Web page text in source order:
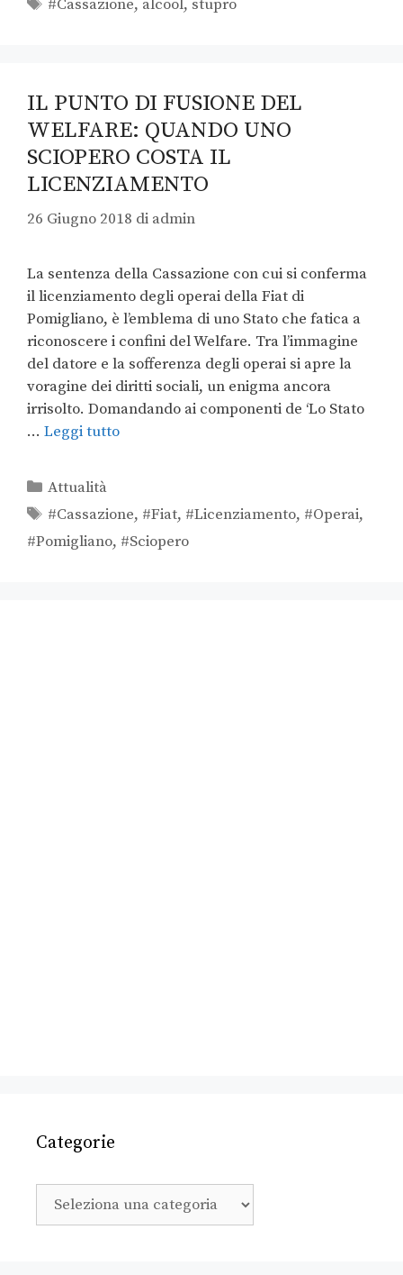
#Cassazione, alcool, stupro
IL PUNTO DI FUSIONE DEL
WELFARE: QUANDO UNO
SCIOPERO COSTA IL
LICENZIAMENTO
26 Giugno 2018 di admin
La sentenza della Cassazione con cui si conferma
il licenziamento degli operai della Fiat di
Pomigliano, è l’emblema di uno Stato che fatica a
riconoscere i confini del Welfare. Tra l’immagine
del datore e la sofferenza degli operai si apre la
voragine dei diritti sociali, un enigma ancora
irrisolto. Domandando ai componenti de ‘Lo Stato
… Leggi tutto
Attualità
#Cassazione, #Fiat, #Licenziamento, #Operai,
#Pomigliano, #Sciopero
Categorie